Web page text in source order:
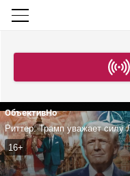
ОбъективНо
16+